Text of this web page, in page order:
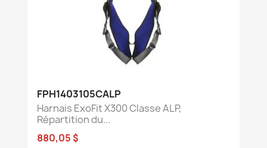
FPH1403105CALP
Harnais ExoFit X300 Classe ALP,
Répartition du...
880,05 $